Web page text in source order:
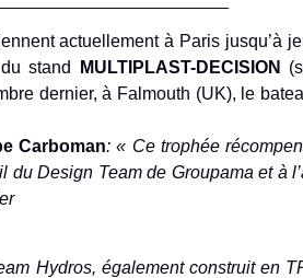
actuellement à Paris jusqu’à
stand
MULTIPLAST-DECISION
dernier, à Falmouth (UK), le
Carboman: « Ce trophée
Design Team de Groupama et à
Hydros, également construit en